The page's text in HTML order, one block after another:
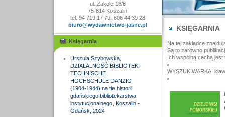
ul. Zakole 16/8
75-814 Koszalin
tel. 94 719 17 79, 606 44 39 28
biuro@wydawnictwo-jasne.pl
Księgarnia
Urszula Szybowska,
DZIAŁALNOŚĆ BIBLIOTEKI
TECHNISCHE
HOCHSCHULE DANZIG
(1904-1944) na tle historii
gdańskiego bibliotekarstwa
instytucjonalnego, Koszalin -
Gdańsk, 2024
KSIĘGARNIA
Na tej zakładce
Są to zarówno
Ich wspólną cechą
WYSZUKIWARKA: